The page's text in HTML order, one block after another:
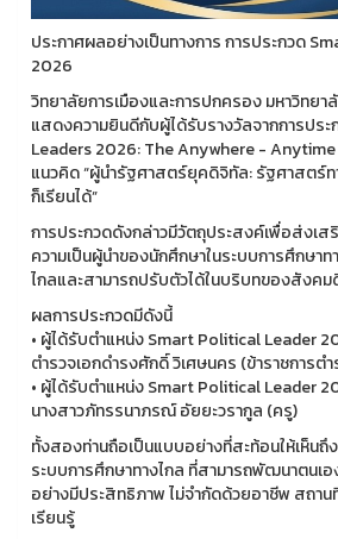
ประกาศผลอย่างเป็นทางการ การประกวด
2026
วิทยาลัยการเมืองและการปกครอง มหาวิทย
แสดงความยินดีกับผู้ได้รับรางวัลจากการปร
Leaders 2026: The Anywhere - Anytime
แนวคิด “ผู้นำรัฐศาสตร์ยุคดิจิทัล: รัฐศาสตร์ท
ก็เรียนได้”
การประกวดดังกล่าวมีวัตถุประสงค์เพื่อส่งเ
ความเป็นผู้นำของนักศึกษาในระบบการศึกษา
ไกลและสามารถปรับตัวได้ในบริบทของสังค
ผลการประกวดมีดังนี้
• ผู้ได้รับตำแหน่ง Smart Political Leader
ตำรวจเอกดำรงศักดิ์ วิเศษนคร (ข้าราชการตำ
• ผู้ได้รับตำแหน่ง Smart Political Leader
นางสาวภัทรรนาภรณ์ อัยยะวรากูล (ครู)
ทั้งสองท่านถือเป็นแบบอย่างที่สะท้อนให้เห็น
ระบบการศึกษาทางไกล ที่สามารถพัฒนาตนเ
อย่างมีประสิทธิภาพ ไม่จำกัดด้วยอาชีพ สถาน
เรียนรู้